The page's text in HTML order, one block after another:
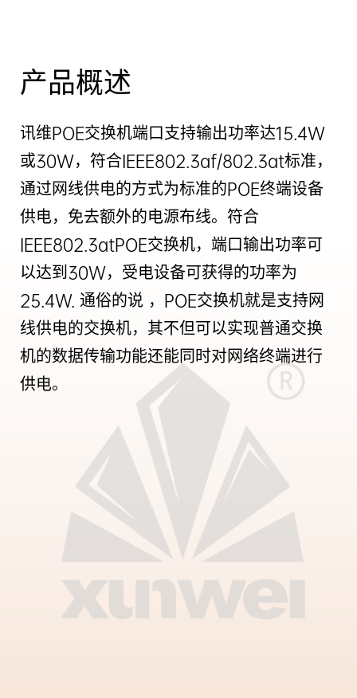
产品概述
讯维POE交换机端口支持输出功率达15.4W
或30W，符合IEEE802.3af/802.3at标准，
通过网线供电的方式为标准的POE终端设备
供电，免去额外的电源布线。符合
IEEE802.3atPOE交换机，端口输出功率可
以达到30W，受电设备可获得的功率为
25.4W. 通俗的说 ，POE交换机就是支持网
线供电的交换机，其不但可以实现普通交换
机的数据传输功能还能同时对网络终端进行
供电。